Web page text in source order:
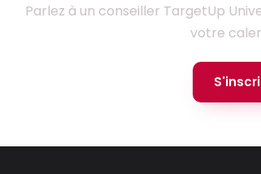
Parlez à un conseiller TargetUp
votre